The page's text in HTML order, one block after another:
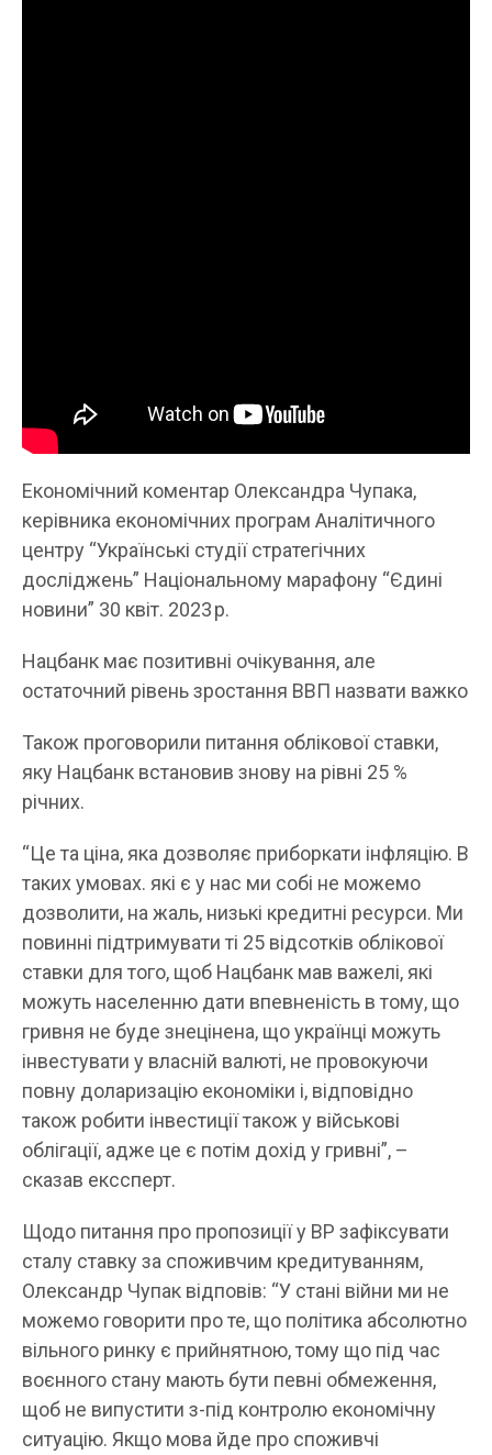
Економічний коментар Олександра Чупака,
керівника економічних програм Аналітичного
центру “Українські студії стратегічних
досліджень” Національному марафону “Єдині
новини” 30 квіт. 2023 р.
Нацбанк має позитивні очікування, але
остаточний рівень зростання ВВП назвати важко
Також проговорили питання облікової ставки,
яку Нацбанк встановив знову на рівні 25 %
річних.
“Це та ціна, яка дозволяє приборкати інфляцію. В
таких умовах. які є у нас ми собі не можемо
дозволити, на жаль, низькі кредитні ресурси. Ми
повинні підтримувати ті 25 відсотків облікової
ставки для того, щоб Нацбанк мав важелі, які
можуть населенню дати впевненість в тому, що
гривня не буде знецінена, що українці можуть
інвестувати у власній валюті, не провокуючи
повну доларизацію економіки і, відповідно
також робити інвестиції також у військові
облігації, адже це є потім дохід у гривні”, –
сказав екссперт.
Щодо питання про пропозиції у ВР зафіксувати
сталу ставку за споживчим кредитуванням,
Олександр Чупак відповів: “У стані війни ми не
можемо говорити про те, що політика абсолютно
вільного ринку є прийнятною, тому що під час
воєнного стану мають бути певні обмеження,
щоб не випустити з-під контролю економічну
ситуацію. Якщо мова йде про споживчі